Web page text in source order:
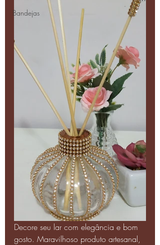
Bandejas
Decore seu lar com elegância e bom
gosto. Maravilhoso produto artesanal,